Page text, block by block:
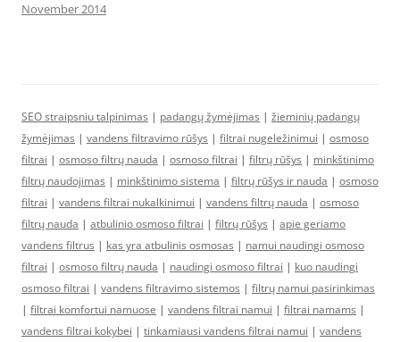
November 2014
SEO straipsniu talpinimas | padangų žymėjimas | žieminių padangų
žymėjimas | vandens filtravimo rūšys | filtrai nugeležinimui | osmoso
filtrai | osmoso filtrų nauda | osmoso filtrai | filtrų rūšys | minkštinimo
filtrų naudojimas | minkštinimo sistema | filtrų rūšys ir nauda | osmoso
filtrai | vandens filtrai nukalkinimui | vandens filtrų nauda | osmoso
filtrų nauda | atbulinio osmoso filtrai | filtrų rūšys | apie geriamo
vandens filtrus | kas yra atbulinis osmosas | namui naudingi osmoso
filtrai | osmoso filtrų nauda | naudingi osmoso filtrai | kuo naudingi
osmoso filtrai | vandens filtravimo sistemos | filtrų namui pasirinkimas
| filtrai komfortui namuose | vandens filtrai namui | filtrai namams |
vandens filtrai kokybei | tinkamiausi vandens filtrai namui | vandens